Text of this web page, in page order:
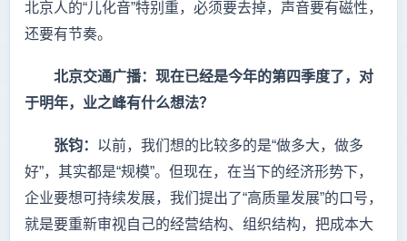
北京人的“儿化音”特别重，必须要去掉，声音要有磁性，
还要有节奏。
北京交通广播：现在已经是今年的第四季度了，对
于明年，业之峰有什么想法？
张钧： 以前，我们想的比较多的是“做多大，做多
好”，其实都是“规模”。但现在，在当下的经济形势下，
企业要想可持续发展，我们提出了“高质量发展”的口号，
就是要重新审视自己的经营结构、组织结构，把成本大